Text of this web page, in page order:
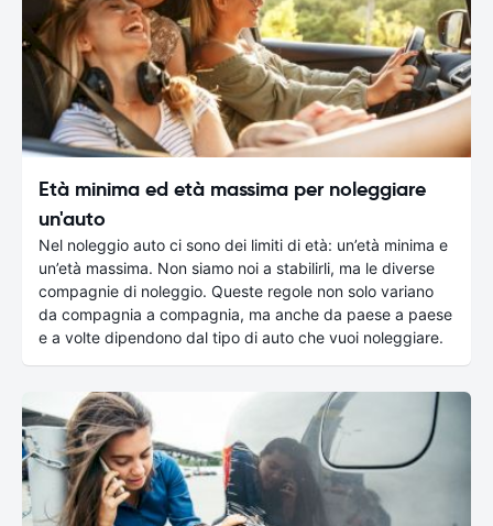
Età minima ed età massima per noleggiare
un'auto
Nel noleggio auto ci sono dei limiti di età: un’età minima e
un’età massima. Non siamo noi a stabilirli, ma le diverse
compagnie di noleggio. Queste regole non solo variano
da compagnia a compagnia, ma anche da paese a paese
e a volte dipendono dal tipo di auto che vuoi noleggiare.